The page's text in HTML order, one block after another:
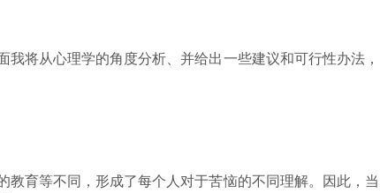
将从心理学的角度分析、并给出一些建议和可行性办法，
育等不同，形成了每个人对于苦恼的不同理解。因此，当